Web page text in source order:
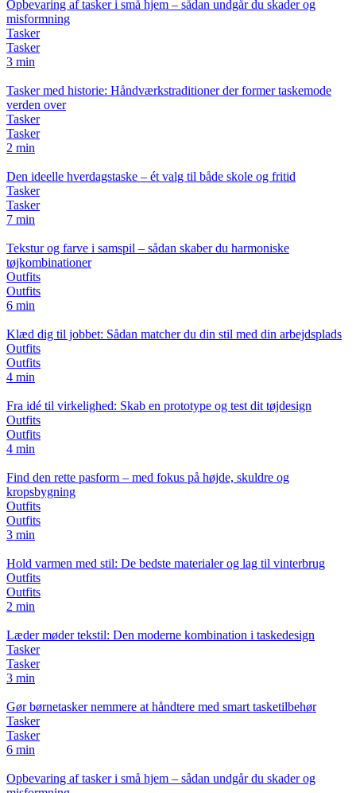
Opbevaring af tasker i små hjem – sådan undgår du skader og
misformning
Tasker
Tasker
3 min
Tasker med historie: Håndværkstraditioner der former taskemode
verden over
Tasker
Tasker
2 min
Den ideelle hverdagstaske – ét valg til både skole og fritid
Tasker
Tasker
7 min
Tekstur og farve i samspil – sådan skaber du harmoniske
tøjkombinationer
Outfits
Outfits
6 min
Klæd dig til jobbet: Sådan matcher du din stil med din arbejdsplads
Outfits
Outfits
4 min
Fra idé til virkelighed: Skab en prototype og test dit tøjdesign
Outfits
Outfits
4 min
Find den rette pasform – med fokus på højde, skuldre og
kropsbygning
Outfits
Outfits
3 min
Hold varmen med stil: De bedste materialer og lag til vinterbrug
Outfits
Outfits
2 min
Læder møder tekstil: Den moderne kombination i taskedesign
Tasker
Tasker
3 min
Gør børnetasker nemmere at håndtere med smart tasketilbehør
Tasker
Tasker
6 min
Opbevaring af tasker i små hjem – sådan undgår du skader og